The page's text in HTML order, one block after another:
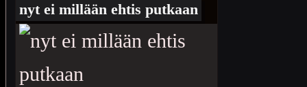
nyt ei millään ehtis putkaan